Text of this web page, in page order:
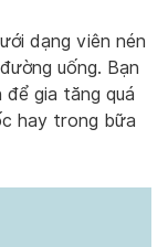
dạng viên nén
uống. Bạn
gia tăng quá
hay trong bữa